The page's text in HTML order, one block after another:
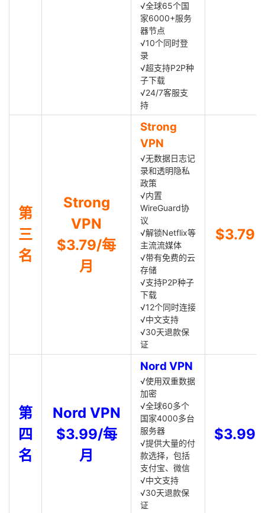
√全球65个国
家6000+服务
器节点
√10个同时登
录
√超支持P2P种
子下载
√24/7客服支
持
第
三
名
Strong
VPN
$3.79/每
月
Strong
VPN
√无数据日志记
录和透明隐私
政策
√内置
WireGuard协
议
√解锁Netflix等
主流流媒体
√带有免费的云
存储
√支持P2P种子
下载
√12个同时连接
√中文支持
√30天退款保
证
$3.79
第
四
名
Nord VPN
$3.99/每
月
Nord VPN
√使用双重数据
加密
√全球60多个
国家4000多台
服务器
√提供大量的付
款选择，包括
支付宝、微信
√中文支持
√30天退款保
证
$3.99